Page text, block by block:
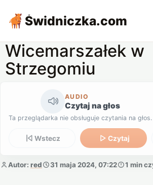
Świdniczka.com
Wicemarszałek w
Strzegomiu
AUDIO
Czytaj na głos
Ta przeglądarka nie obsługuje czytania na głos.
Wstecz Czytaj
Autor: red 31 maja 2024, 07:22 1 min